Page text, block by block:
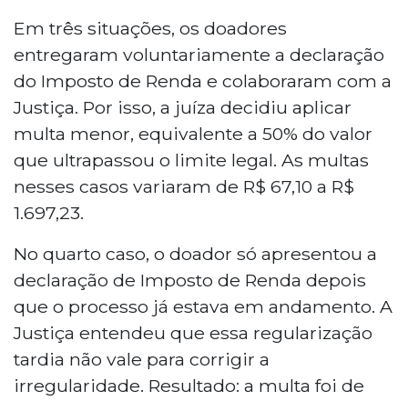
Em três situações, os doadores
entregaram voluntariamente a declaração
do Imposto de Renda e colaboraram com a
Justiça. Por isso, a juíza decidiu aplicar
multa menor, equivalente a 50% do valor
que ultrapassou o limite legal. As multas
nesses casos variaram de R$ 67,10 a R$
1.697,23.
No quarto caso, o doador só apresentou a
declaração de Imposto de Renda depois
que o processo já estava em andamento. A
Justiça entendeu que essa regularização
tardia não vale para corrigir a
irregularidade. Resultado: a multa foi de